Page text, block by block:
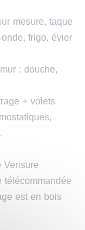
mesure, taque
frigo, évier
: douche,
+ volets
Verisure
télécommandée
est en bois